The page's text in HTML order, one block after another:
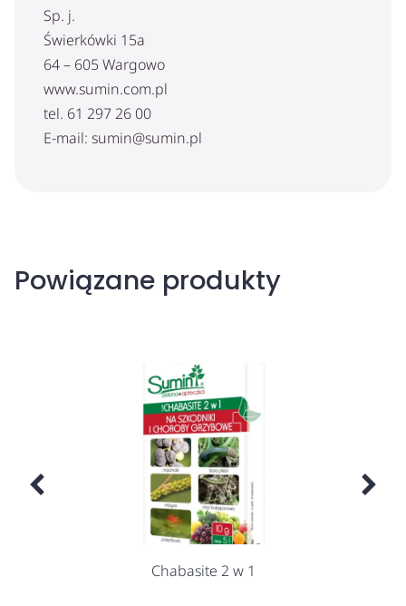
Sp. j.
Świerkówki 15a
64 – 605 Wargowo
www.sumin.com.pl
tel. 61 297 26 00
E-mail: sumin@sumin.pl
Powiązane produkty
Chabasite 2 w 1